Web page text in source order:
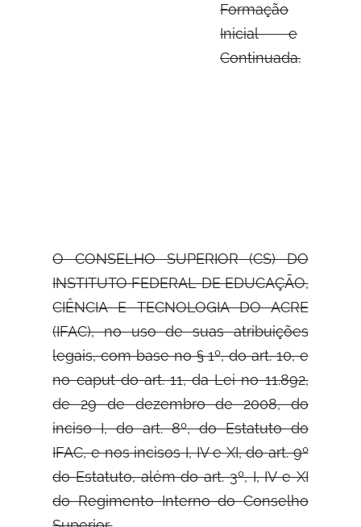
Formação
Inicial e
Continuada.
O CONSELHO SUPERIOR (CS) DO
INSTITUTO FEDERAL DE EDUCAÇÃO,
CIÊNCIA E TECNOLOGIA DO ACRE
(IFAC), no uso de suasatribuições
legais, com base no § 1º, do art. 10, e
no caput do art. 11, da Lei no 11.892,
de 29 de dezembro de 2008, do
inciso I, do art. 8º, do Estatuto do
IFAC, e nos incisos I, IV e XI, do art. 9º
do Estatuto, além do art. 3º, I, IV e XI
do Regimento Interno do Conselho